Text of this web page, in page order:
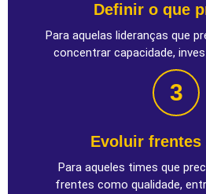
Definir o que
Para aquelas lideranças que
concentrar capacidade,
3
Evoluir
Para aqueles times que
frentes como qualidade,